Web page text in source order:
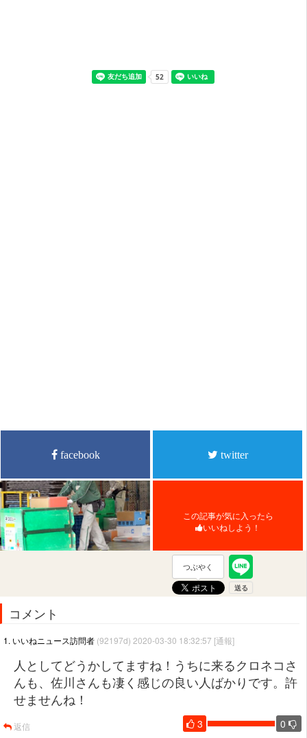
facebook twitter
この記事が気に入ったら
いいねしよう！
つぶやく
コメント
1. いいねニュース訪問者 (92197d) 2020-03-30 18:32:57 [通報]
人としてどうかしてますね！うちに来るクロネコさ
んも、佐川さんも凄く感じの良い人ばかりです。許
せませんね！
3 0
返信